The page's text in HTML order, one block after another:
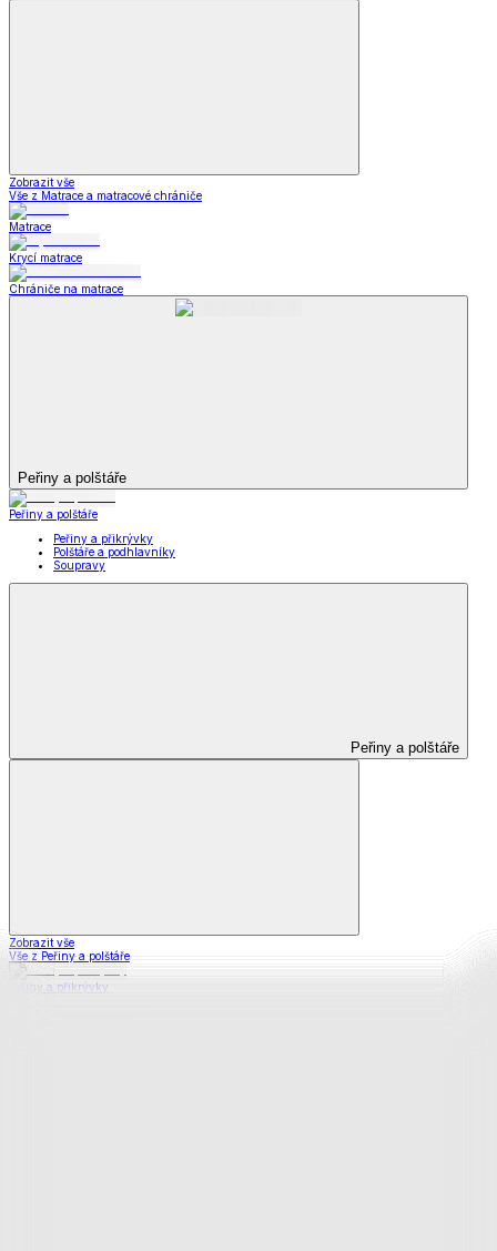
Zobrazit vše
Vše z Matrace a matracové chrániče
Matrace
Krycí matrace
Chrániče na matrace
Peřiny a polštáře
Peřiny a polštáře
Peřiny a přikrývky
Polštáře a podhlavníky
Soupravy
Peřiny a polštáře
Zobrazit vše
Vše z Peřiny a polštáře
Peřiny a přikrývky